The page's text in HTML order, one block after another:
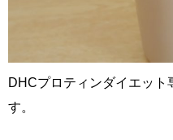
DHCプロティンダイエット
す。